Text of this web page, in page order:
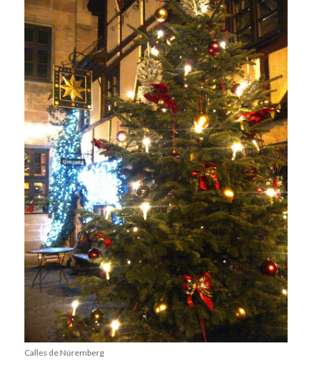
Calles de Núremberg